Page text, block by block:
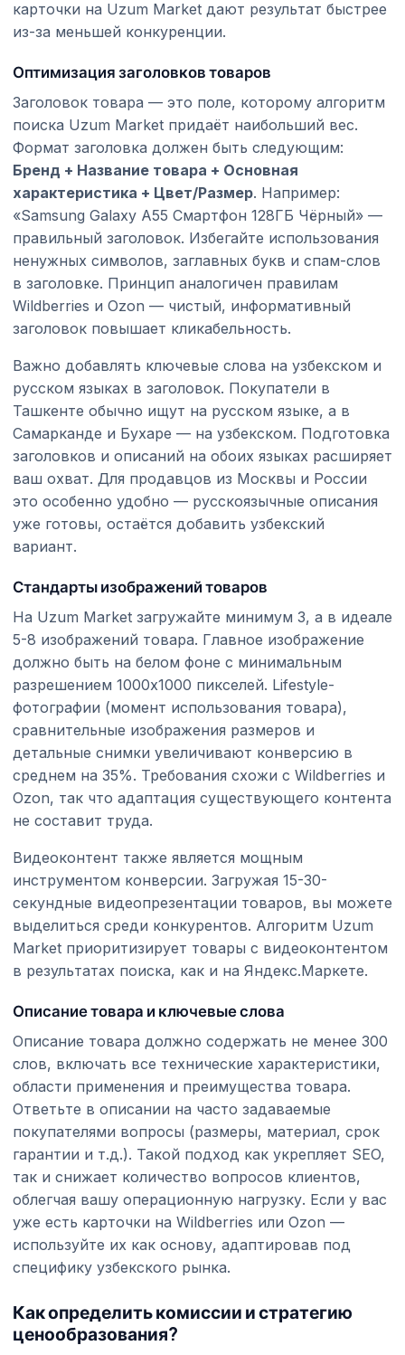
карточки на Uzum Market дают результат быстрее
из-за меньшей конкуренции.
Оптимизация заголовков товаров
Заголовок товара — это поле, которому алгоритм
поиска Uzum Market придаёт наибольший вес.
Формат заголовка должен быть следующим:
Бренд + Название товара + Основная
характеристика + Цвет/Размер. Например:
«Samsung Galaxy A55 Смартфон 128ГБ Чёрный» —
правильный заголовок. Избегайте использования
ненужных символов, заглавных букв и спам-слов
в заголовке. Принцип аналогичен правилам
Wildberries и Ozon — чистый, информативный
заголовок повышает кликабельность.
Важно добавлять ключевые слова на узбекском и
русском языках в заголовок. Покупатели в
Ташкенте обычно ищут на русском языке, а в
Самарканде и Бухаре — на узбекском. Подготовка
заголовков и описаний на обоих языках расширяет
ваш охват. Для продавцов из Москвы и России
это особенно удобно — русскоязычные описания
уже готовы, остаётся добавить узбекский
вариант.
Стандарты изображений товаров
На Uzum Market загружайте минимум 3, а в идеале
5-8 изображений товара. Главное изображение
должно быть на белом фоне с минимальным
разрешением 1000x1000 пикселей. Lifestyle-
фотографии (момент использования товара),
сравнительные изображения размеров и
детальные снимки увеличивают конверсию в
среднем на 35%. Требования схожи с Wildberries и
Ozon, так что адаптация существующего контента
не составит труда.
Видеоконтент также является мощным
инструментом конверсии. Загружая 15-30-
секундные видеопрезентации товаров, вы можете
выделиться среди конкурентов. Алгоритм Uzum
Market приоритизирует товары с видеоконтентом
в результатах поиска, как и на Яндекс.Маркете.
Описание товара и ключевые слова
Описание товара должно содержать не менее 300
слов, включать все технические характеристики,
области применения и преимущества товара.
Ответьте в описании на часто задаваемые
покупателями вопросы (размеры, материал, срок
гарантии и т.д.). Такой подход как укрепляет SEO,
так и снижает количество вопросов клиентов,
облегчая вашу операционную нагрузку. Если у вас
уже есть карточки на Wildberries или Ozon —
используйте их как основу, адаптировав под
специфику узбекского рынка.
Как определить комиссии и стратегию
ценообразования?